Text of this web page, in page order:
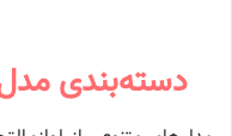
دسته‌بندی مدل